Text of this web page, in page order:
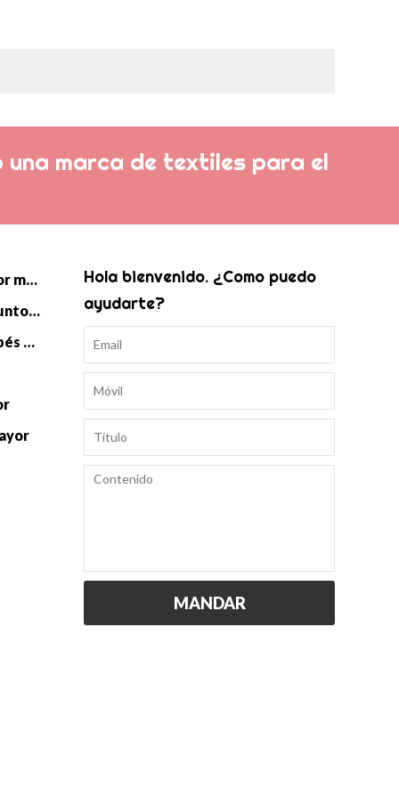
marca de textiles para el
Manta de punto de bebé al por mayor
Saco de dormir Swaddle de punto para bebé al por mayor
Accesorios de punto para bebés al por mayor
Hola bienvenido. ¿Como puedo
ayudarte?
MANDAR